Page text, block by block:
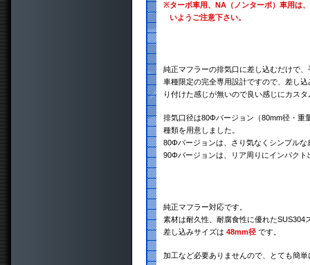
※ターボ車用、NA（ノンターボ）車用は
いようご注意下さい。
純正マフラーの排気口に差し込むだけで
車種限定の完全専用設計ですので、差し
り付けた感じが無いので良い感じにカス
排気口径は80Φバージョン（80mm径・重
種類を用意しました。
80Φバージョンは、さり気なくシンプル
90Φバージョンは、リア周りにインパクト
純正マフラー対応です。
素材は耐久性、耐腐食性に優れたSUS304
差し込みサイズは 48mm径 です。
加工など必要ありませんので、とても簡